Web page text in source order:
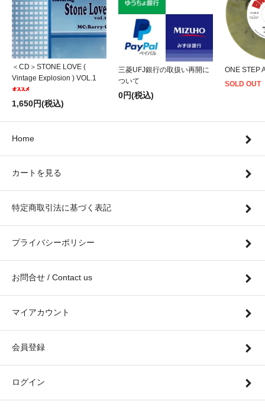
＜CD＞STONE LOVE (
Vintage Explosion ) VOL.1
1,650円(税込)
三菱UFJ銀行の取扱い再開に
ついて
0円(税込)
ONE STEP
SOLD OUT
Home
カートを見る
特定商取引法に基づく表記
プライバシーポリシー
お問合せ / Contact us
マイアカウント
会員登録
ログイン